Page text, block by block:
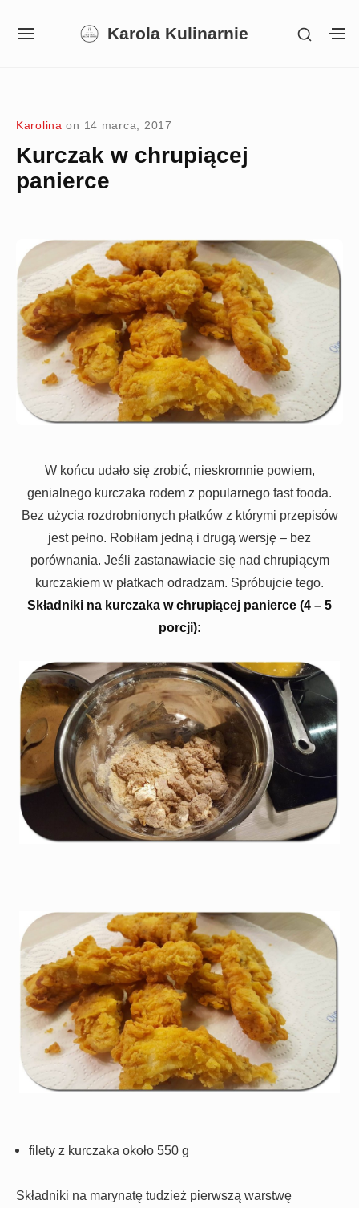
Karola Kulinarnie
SITE
SHOW
Karolina on 14 marca, 2017
Kurczak w chrupiącej
panierce
W końcu udało się zrobić, nieskromnie powiem,
genialnego kurczaka rodem z popularnego fast fooda.
Bez użycia rozdrobnionych płatków z którymi przepisów
jest pełno. Robiłam jedną i drugą wersję – bez
porównania. Jeśli zastanawiacie się nad chrupiącym
kurczakiem w płatkach odradzam. Spróbujcie tego.
Składniki na kurczaka w chrupiącej panierce (4 – 5
porcji):
filety z kurczaka około 550 g
Składniki na marynatę tudzież pierwszą warstwę